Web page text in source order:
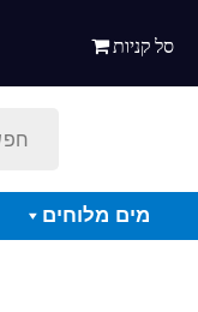
סל קניות
מים מלוחים